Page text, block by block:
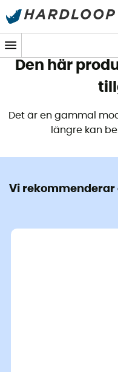
Sommarerbjudanden 🔥
Den här
Det är en gammal
längre kan
Vi rekommenderar